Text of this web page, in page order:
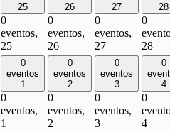
25
0
eventos,
25
26
0
eventos,
26
27
0
eventos,
27
28
0
28
0
eventos
1
0
eventos,
1
0
eventos
2
0
eventos,
2
0
eventos
3
0
eventos,
3
0
4
0
4